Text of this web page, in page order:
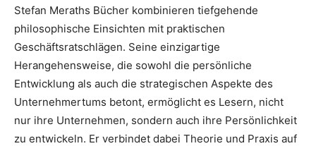
Stefan Meraths Bücher kombinieren tiefgehende
philosophische Einsichten mit praktischen
Geschäftsratschlägen. Seine einzigartige
Herangehensweise, die sowohl die persönliche
Entwicklung als auch die strategischen Aspekte des
Unternehmertums betont, ermöglicht es Lesern, nicht
nur ihre Unternehmen, sondern auch ihre Persönlichkeit
zu entwickeln. Er verbindet dabei Theorie und Praxis auf